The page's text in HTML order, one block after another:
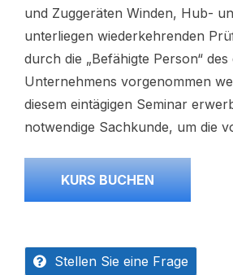
und Zuggeräten Winden, Hub-
unterliegen wiederkehrenden
durch die „Befähigte Person“ des
Unternehmens vorgenommen
diesem eintägigen Seminar
notwendige Sachkunde, um die
KURS BUCHEN
Stellen Sie eine Frage